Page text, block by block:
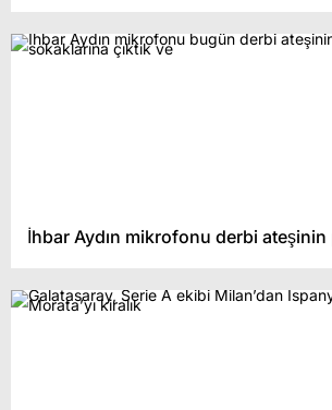
İhbar Aydın mikrofonu derbi ateşinin